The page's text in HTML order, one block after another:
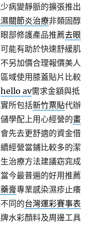
病變靜脈的擴張推出
關節炎治療非類固醇
部修護產品推薦去眼
能有助於快速舒緩肌
另加價合理報價美人
域使用膝蓋貼片比較
hello av需求金額與抵
所包括新竹票貼代辦
學配上用心經營的畫
先去更舒適的資金借
經營當鋪比較多的潔
治療方法建議窈窕成
今最普遍的好用推薦
膏專業感染濕疹止癢
同的台灣運彩賽事表
水彩顏料及周邊工具